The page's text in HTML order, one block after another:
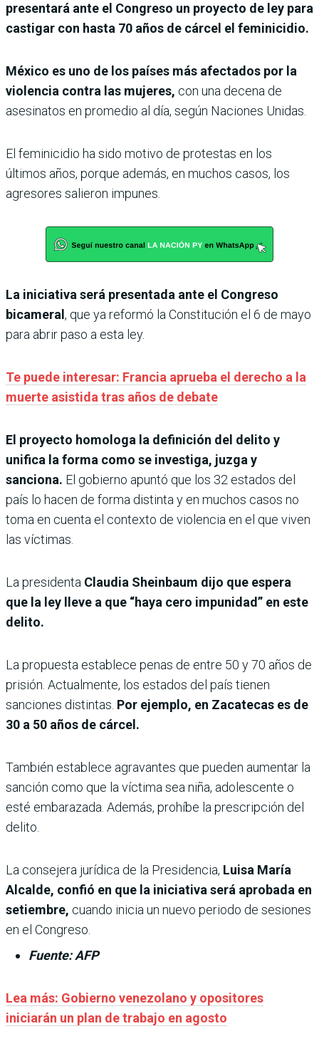
presentará ante el Congreso un proyecto de ley para
castigar con hasta 70 años de cárcel el feminicidio.
México es uno de los países más afectados por la
violencia contra las mujeres, con una decena de
asesinatos en promedio al día, según Naciones Unidas.
El feminicidio ha sido motivo de protestas en los
últimos años, porque además, en muchos casos, los
agresores salieron impunes.
La iniciativa será presentada ante el Congreso
bicameral , que ya reformó la Constitución el 6 de mayo
para abrir paso a esta ley.
Te puede interesar: Francia aprueba el derecho a la
muerte asistida tras años de debate
El proyecto homologa la definición del delito y
unifica la forma como se investiga, juzga y
sanciona. El gobierno apuntó que los 32 estados del
país lo hacen de forma distinta y en muchos casos no
toma en cuenta el contexto de violencia en el que viven
las víctimas.
La presidenta Claudia Sheinbaum dijo que espera
que la ley lleve a que “haya cero impunidad” en este
delito.
La propuesta establece penas de entre 50 y 70 años de
prisión. Actualmente, los estados del país tienen
sanciones distintas. Por ejemplo, en Zacatecas es de
30 a 50 años de cárcel.
También establece agravantes que pueden aumentar la
sanción como que la víctima sea niña, adolescente o
esté embarazada. Además, prohíbe la prescripción del
delito.
La consejera jurídica de la Presidencia, Luisa María
Alcalde, confió en que la iniciativa será aprobada en
setiembre, cuando inicia un nuevo periodo de sesiones
en el Congreso.
Fuente: AFP
Lea más: Gobierno venezolano y opositores
iniciarán un plan de trabajo en agosto